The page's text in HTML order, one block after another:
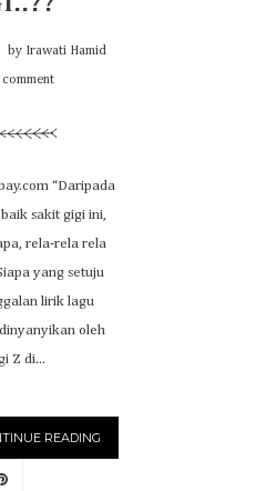
by Irawati Hamid
comment
“Daripada
sakit gigi ini,
rela-rela rela
yang setuju
lirik lagu
oleh
Z di...
READING